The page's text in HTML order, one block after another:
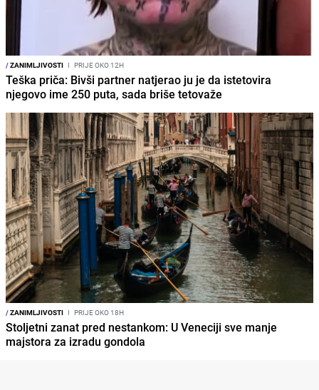
/ZANIMLJIVOSTI I PRIJE OKO 12H
Teška priča: Bivši partner natjerao ju je da istetovira
njegovo ime 250 puta, sada briše tetovaže
/ZANIMLJIVOSTI I PRIJE OKO 18H
Stoljetni zanat pred nestankom: U Veneciji sve manje
majstora za izradu gondola